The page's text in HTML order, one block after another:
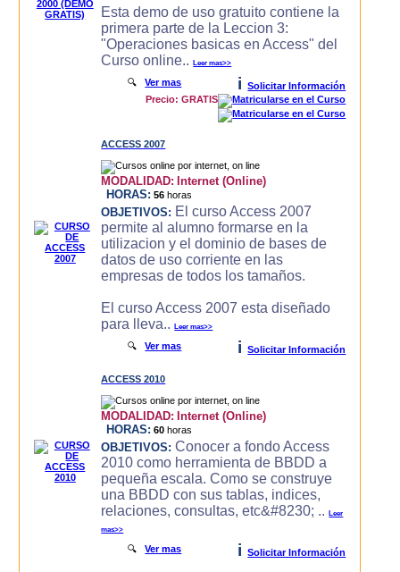
Esta demo de uso gratuito contiene la
primera parte de la Leccion 3:
"Operaciones basicas en Access" del
Curso online..Leer mas>>
🔍Ver mas i
Solicitar Información
Precio: GRATIS
ACCESS 2007
MODALIDAD: Internet (Online)
HORAS: 56 horas
OBJETIVOS: El curso Access 2007
permite al alumno formarse en la
utilizacion y el dominio de bases de
datos de uso corriente en las
empresas de todos los tamaños.
El curso Access 2007 esta diseñado
para lleva..Leer mas>>
🔍Ver mas i Solicitar Información
ACCESS 2010
MODALIDAD: Internet (Online)
HORAS: 60 horas
OBJETIVOS: Conocer a fondo Access
2010 como herramienta de BBDD a
pequeña escala. Como se construye
una BBDD con sus tablas, indices,
relaciones, consultas, etc&#8230; ..Leer
mas>>
🔍Ver mas i Solicitar Información